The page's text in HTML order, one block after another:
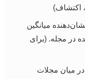
اکتشاف)
میانگین
در مجله. (برای
در میان مجلات